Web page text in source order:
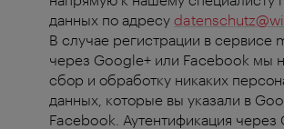
данных по адресу
В случае регистрации в сервисе
через Google+ или Facebook мы
сбор и обработку никаких
данных, которые вы указали в
Facebook. Аутентификация через